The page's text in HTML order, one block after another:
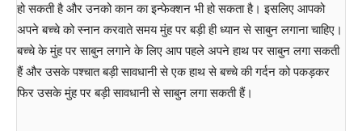
हो सकती है और उनको कान का इन्फेक्शन भी हो सकता है। इसलिए आपको
अपने बच्चे को स्नान करवाते समय मुंह पर बड़ी ही ध्यान से साबुन लगाना चाहिए।
बच्चे के मुंह पर साबुन लगाने के लिए आप पहले अपने हाथ पर साबुन लगा सकती
हैं और उसके पश्चात बड़ी सावधानी से एक हाथ से बच्चे की गर्दन को पकड़कर
फिर उसके मुंह पर बड़ी सावधानी से साबुन लगा सकती हैं।